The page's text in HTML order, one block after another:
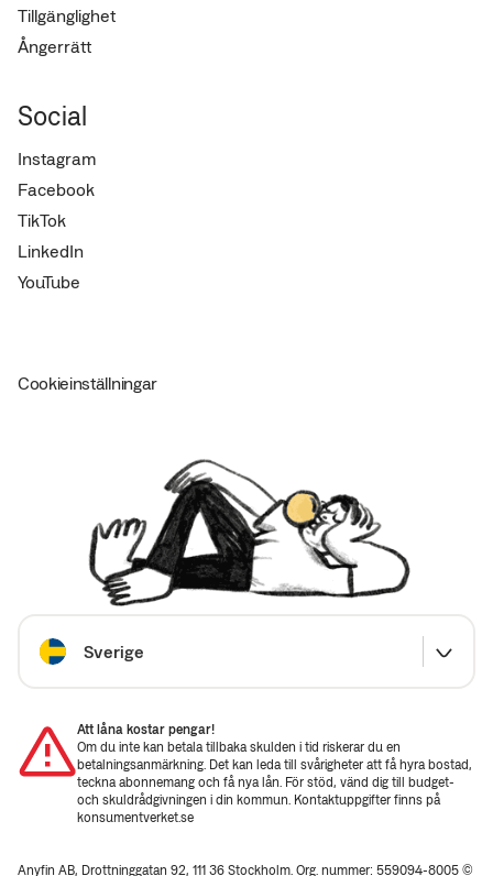
Tillgänglighet
Ångerrätt
Social
Instagram
Facebook
TikTok
LinkedIn
YouTube
Cookieinställningar
Sverige
Att låna kostar pengar!
Om du inte kan betala tillbaka skulden i tid riskerar du en
betalningsanmärkning. Det kan leda till svårigheter att få hyra bostad,
teckna abonnemang och få nya lån. För stöd, vänd dig till budget-
och skuldrådgivningen i din kommun. Kontaktuppgifter finns på
konsumentverket.se
Anyfin AB, Drottninggatan 92, 111 36 Stockholm. Org. nummer: 559094-8005 ©